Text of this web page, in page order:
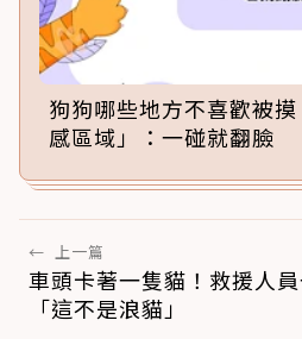
狗狗哪些地方不喜歡被
感區域」：一碰就翻臉
← 上一篇
車頭卡著一隻貓！救援人
「這不是浪貓」